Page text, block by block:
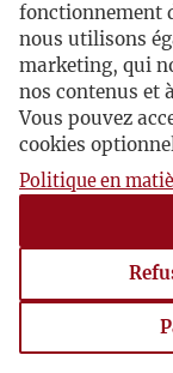
Autor
Inne:
fonctionnement
nous utilisons
marketing, qui
nos contenus et
Vous pouvez
cookies
Politique en
Paramètres des